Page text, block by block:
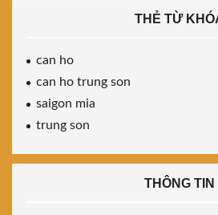
THẺ TỪ
can ho
can ho trung son
saigon mia
trung son
THÔNG TIN